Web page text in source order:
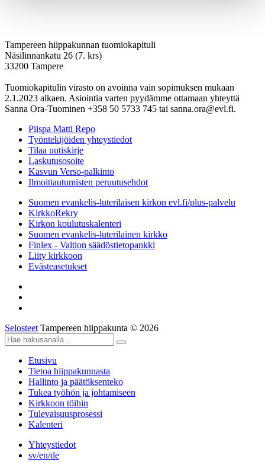
Tampereen hiippakunnan tuomiokapituli
Näsilinnankatu 26 (7. krs)
33200 Tampere
Tuomiokapitulin virasto on avoinna vain sopimuksen mukaan
2.1.2023 alkaen. Asiointia varten pyydämme ottamaan yhteyttä
Sanna Ora-Tuominen +358 50 5733 745 tai sanna.ora@evl.fi.
Piispa Matti Repo
Työntekijöiden yhteystiedot
Tilaa uutiskirje
Laskutusosoite
Kasvun Verso-palkinto
Ilmoittautumisten peruutusehdot
Suomen evankelis-luterilaisen kirkon evl.fi/plus-palvelu
KirkkoRekry
Kirkon koulutuskalenteri
Suomen evankelis-luterilainen kirkko
Finlex - Valtion säädöstietopankki
Liity kirkkoon
Evästeasetukset
Selosteet Tampereen hiippakunta © 2026
Etusivu
Tietoa hiippakunnasta
Hallinto ja päätöksenteko
Tukea työhön ja johtamiseen
Kirkkoon töihin
Tulevaisuusprosessi
Kalenteri
Yhteystiedot
sv/en/de